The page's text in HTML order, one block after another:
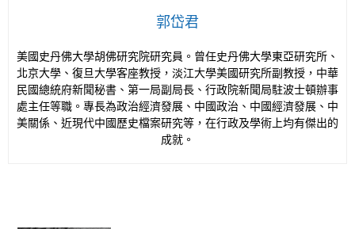
郭岱君
美國史丹佛大學胡佛研究院研究員。曾任史丹佛大學東亞研究所、
北京大學、復旦大學客座教授，淡江大學美國研究所副教授，中華
民國總統府新聞秘書、第一局副局長、行政院新聞局駐波士頓辦事
處主任等職。專長為政治經濟發展、中國政治、中國經濟發展、中
美關係、近現代中國歷史檔案研究等，在行政及學術上均有傑出的
成就。